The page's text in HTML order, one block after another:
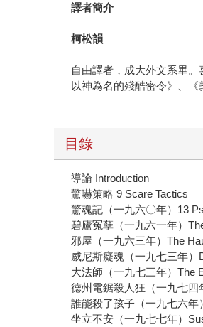
譯者簡介
柯松韻
自由譯者，成大外文系畢
以神為名的殘酷密令》、
目錄
導論 Introduction
驚嚇策略 9 Scare Tactics
驚魂記（一九六〇年）13
碧廬冤孽（一九六一年）
邪屋（一九六三年）The
威尼斯癡魂（一九七三年）
大法師（一九七三年）The
德州電鋸殺人狂（一九七四
誰能殺了孩子（一九七六年
坐立不安（一九七七年）